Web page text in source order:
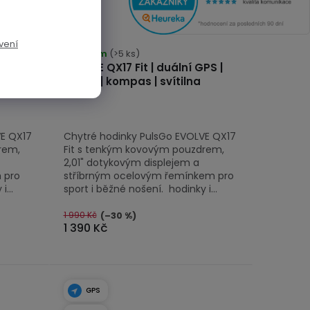
QX17
pro
EVOLVE QX17 Fit | duální GPS |
volání | kompas | svítilna
Skladem (>5 ks)
1 390 Kč
1 990 Kč (–30 %)
Chytré hodinky PulsGo EVOLVE QX17
Fit s tenkým kovovým pouzdrem,
2,01" dotykovým displejem a
stříbrným ocelovým řemínkem pro
sport i běžné nošení. hodinky i...
GPS